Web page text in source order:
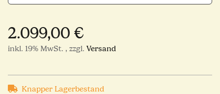
2.099,00 €
inkl. 19% MwSt. , zzgl. Versand
Knapper Lagerbestand